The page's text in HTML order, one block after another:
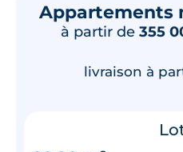
Appartements
à partir de 355
livraison à